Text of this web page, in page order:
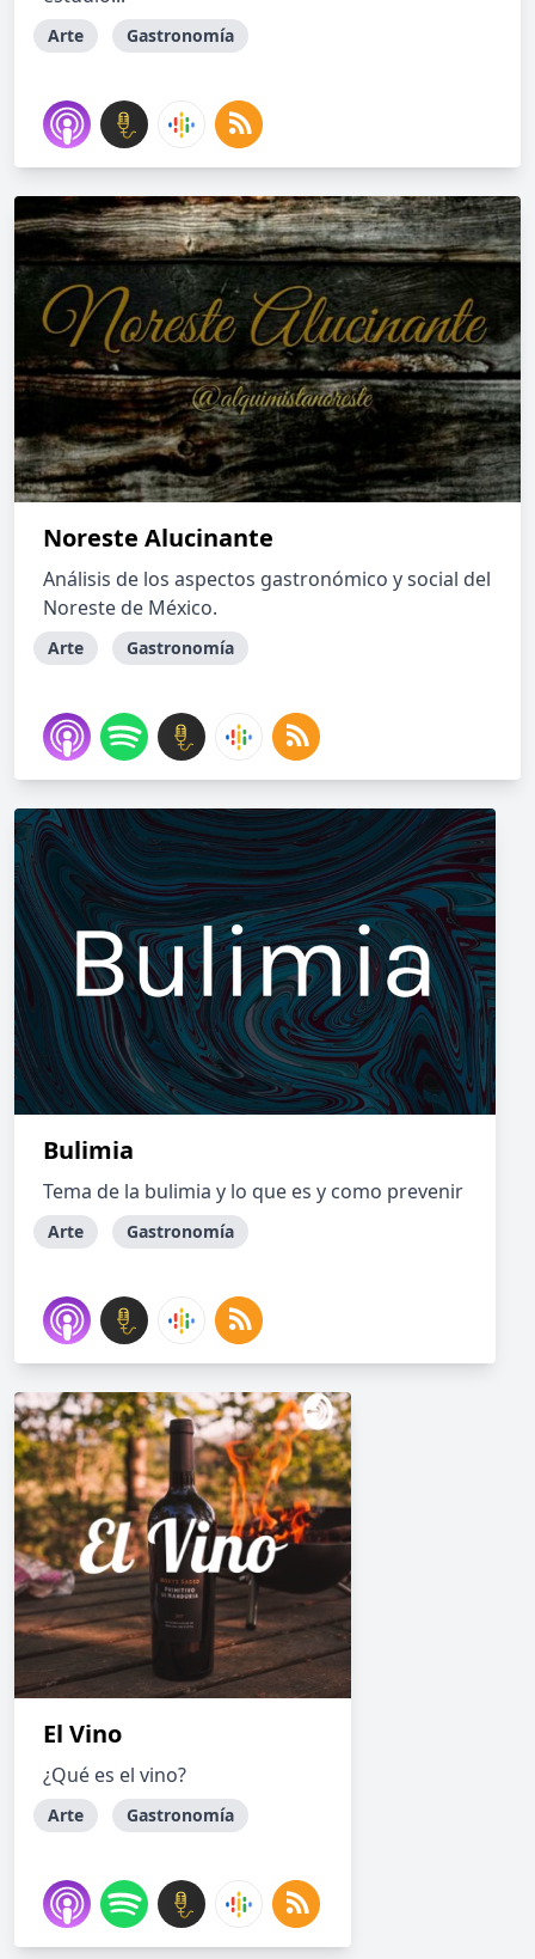
Arte Gastronomía
Noreste Alucinante
Análisis de los aspectos gastronómico y social del
Noreste de México.
Arte Gastronomía
Bulimia
Tema de la bulimia y lo que es y como prevenir
Arte Gastronomía
El Vino
¿Qué es el vino?
Arte Gastronomía